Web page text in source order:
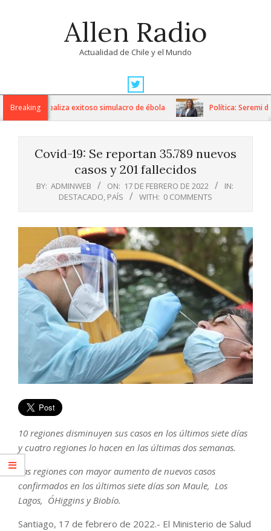
Allen Radio
Actualidad de Chile y el Mundo
Navigation
MenuBreaking
Fricke realiza exitoso simulacro de ébola Política: Seremi de
Covid-19: Se reportan 35.789 nuevos
casos y 201 fallecidos
BY: ADMINWEB ON: 17 DE FEBRERO DE 2022
IN:
DESTACADO, PAÍS WITH: 0 COMMENTS
10 regiones disminuyen sus casos en los últimos siete días
y cuatro regiones lo hacen en las últimas dos semanas.
Las regiones con mayor aumento de nuevos casos
confirmados en los últimos siete días son Maule, Los
Lagos, O´Higgins y Biobío.
Santiago, 17 de febrero de 2022.- El Ministerio de Salud